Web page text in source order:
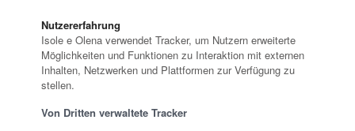
Nutzererfahrung
Isole e Olena verwendet Tracker, um Nutzern erweiterte
Möglichkeiten und Funktionen zu Interaktion mit externen
Inhalten, Netzwerken und Plattformen zur Verfügung zu
stellen.
Von Dritten verwaltete Tracker